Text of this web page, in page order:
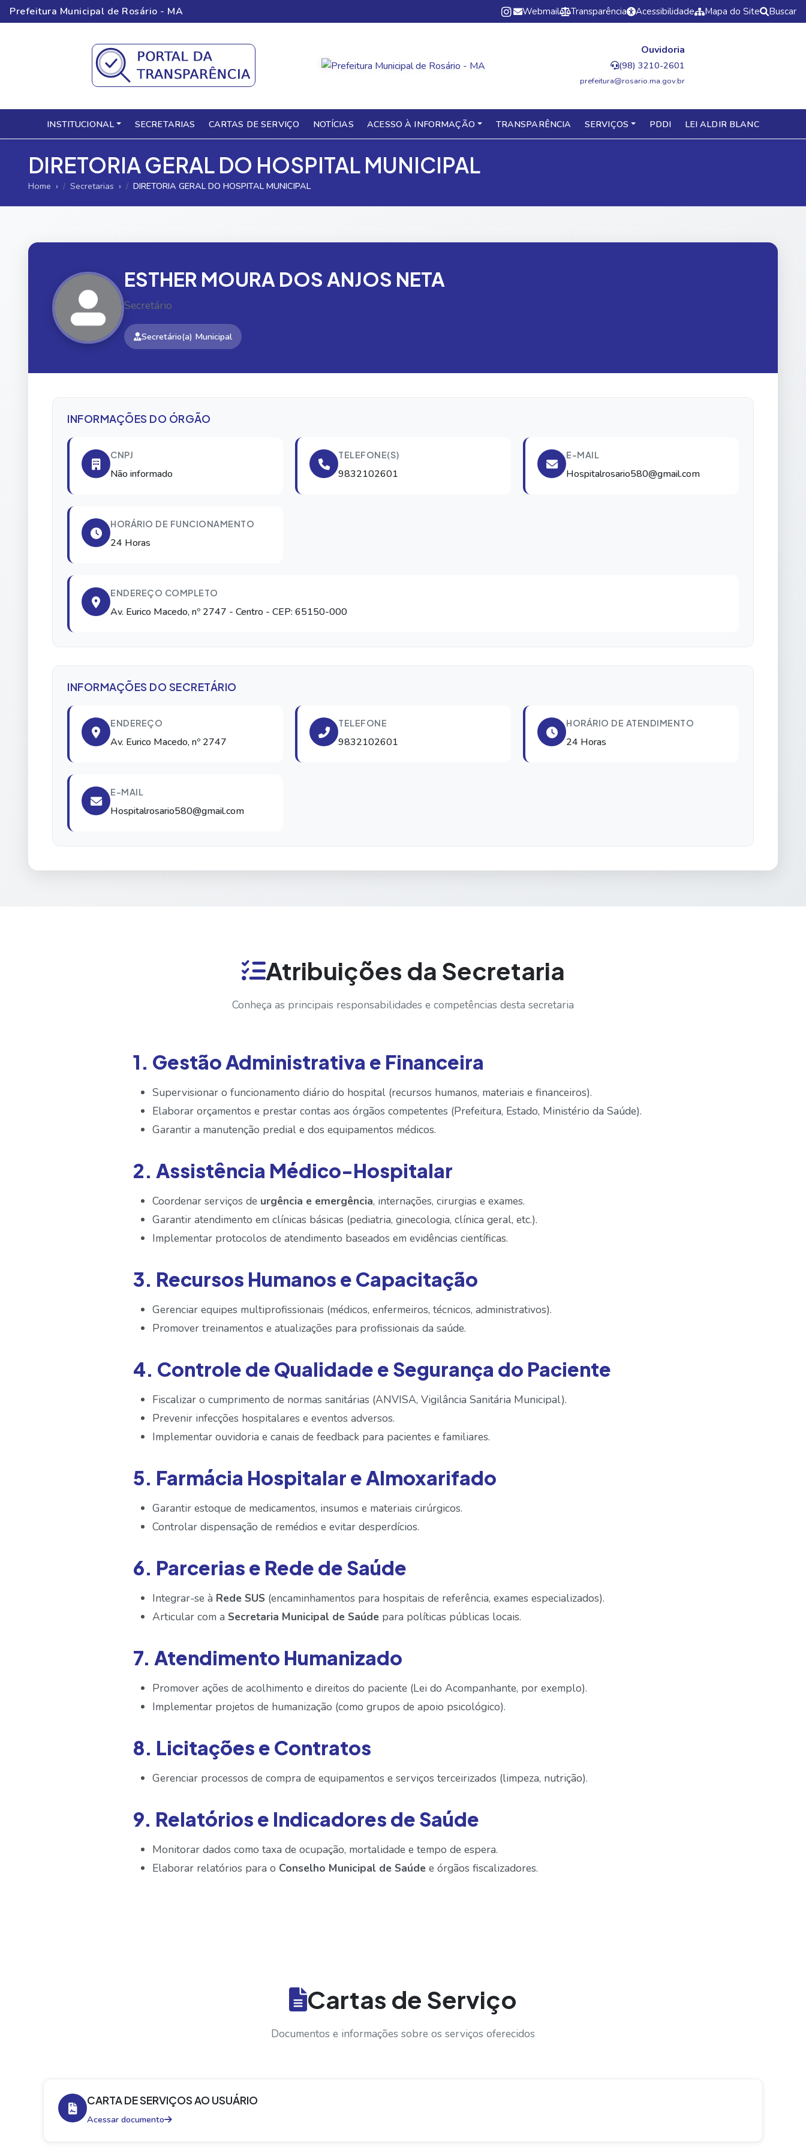
Prefeitura Municipal de Rosário - MA Webmail Transparência Acessibilidade Mapa do Site Buscar
Ouvidoria
(98) 3210-2601
prefeitura@rosario.ma.gov.br
INSTITUCIONAL SECRETARIAS CARTAS DE SERVIÇO NOTÍCIAS ACESSO À INFORMAÇÃO TRANSPARÊNCIA SERVIÇOS PDDI LEI ALDIR BLANC
DIRETORIA GERAL DO HOSPITAL MUNICIPAL
Home Secretarias DIRETORIA GERAL DO HOSPITAL MUNICIPAL
ESTHER MOURA DOS ANJOS NETA
Secretário
Secretário(a) Municipal
INFORMAÇÕES DO ÓRGÃO
CNPJ
Não informado
TELEFONE(S)
9832102601
E-MAIL
Hospitalrosario580@gmail.com
HORÁRIO DE FUNCIONAMENTO
24 Horas
ENDEREÇO COMPLETO
Av. Eurico Macedo, nº 2747 - Centro - CEP: 65150-000
INFORMAÇÕES DO SECRETÁRIO
ENDEREÇO
Av. Eurico Macedo, nº 2747
TELEFONE
9832102601
HORÁRIO DE ATENDIMENTO
24 Horas
E-MAIL
Hospitalrosario580@gmail.com
Atribuições da Secretaria
Conheça as principais responsabilidades e competências desta secretaria
1. Gestão Administrativa e Financeira
Supervisionar o funcionamento diário do hospital (recursos humanos, materiais e financeiros).
Elaborar orçamentos e prestar contas aos órgãos competentes (Prefeitura, Estado, Ministério da Saúde).
Garantir a manutenção predial e dos equipamentos médicos.
2. Assistência Médico-Hospitalar
Coordenar serviços de urgência e emergência, internações, cirurgias e exames.
Garantir atendimento em clínicas básicas (pediatria, ginecologia, clínica geral, etc.).
Implementar protocolos de atendimento baseados em evidências científicas.
3. Recursos Humanos e Capacitação
Gerenciar equipes multiprofissionais (médicos, enfermeiros, técnicos, administrativos).
Promover treinamentos e atualizações para profissionais da saúde.
4. Controle de Qualidade e Segurança do Paciente
Fiscalizar o cumprimento de normas sanitárias (ANVISA, Vigilância Sanitária Municipal).
Prevenir infecções hospitalares e eventos adversos.
Implementar ouvidoria e canais de feedback para pacientes e familiares.
5. Farmácia Hospitalar e Almoxarifado
Garantir estoque de medicamentos, insumos e materiais cirúrgicos.
Controlar dispensação de remédios e evitar desperdícios.
6. Parcerias e Rede de Saúde
Integrar-se à Rede SUS (encaminhamentos para hospitais de referência, exames especializados).
Articular com a Secretaria Municipal de Saúde para políticas públicas locais.
7. Atendimento Humanizado
Promover ações de acolhimento e direitos do paciente (Lei do Acompanhante, por exemplo).
Implementar projetos de humanização (como grupos de apoio psicológico).
8. Licitações e Contratos
Gerenciar processos de compra de equipamentos e serviços terceirizados (limpeza, nutrição).
9. Relatórios e Indicadores de Saúde
Monitorar dados como taxa de ocupação, mortalidade e tempo de espera.
Elaborar relatórios para o Conselho Municipal de Saúde e órgãos fiscalizadores.
Cartas de Serviço
Documentos e informações sobre os serviços oferecidos
CARTA DE SERVIÇOS AO USUÁRIO
Acessar documento